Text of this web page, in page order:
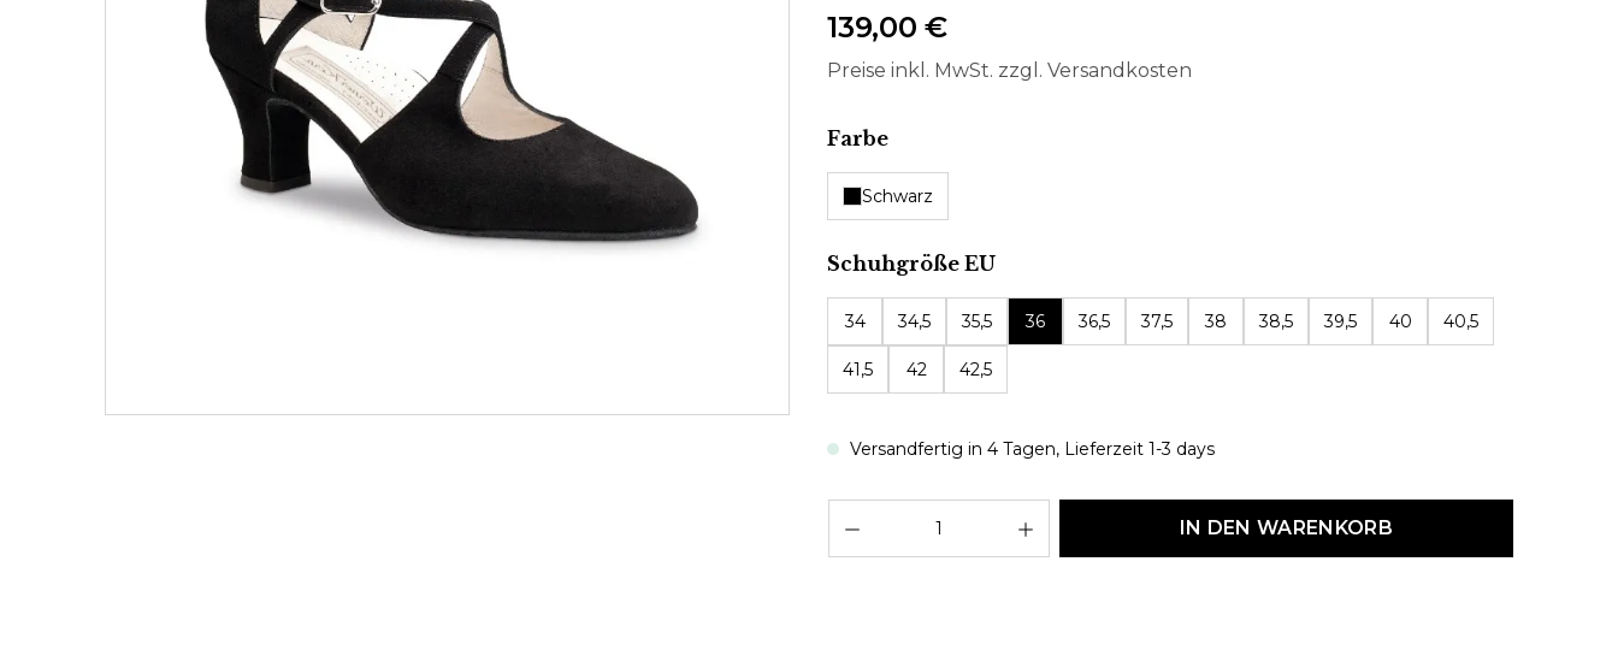
139,00 €
Preise inkl. MwSt. zzgl. Versandkosten
Farbeauswählen
Schwarz
Schuhgröße EUauswählen
34 34,5 35,5 36 36,5 37,5 38 38,5 39,5 40 40,5
41,5 42 42,5
Versandfertig in 4 Tagen, Lieferzeit 1-3 days
IN DEN WARENKORB